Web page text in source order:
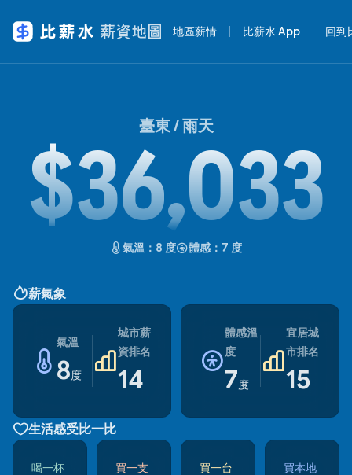
地區薪情 比薪水 App 回到
臺東 /雨天
$36,033
氣溫：8 度 體感：7 度
薪氣象
氣溫
8度
城市薪
資排名
14
體感溫
度
7度
宜居城
市排名
15
生活感受比一比
喝一杯
買一支
買一台
買本地